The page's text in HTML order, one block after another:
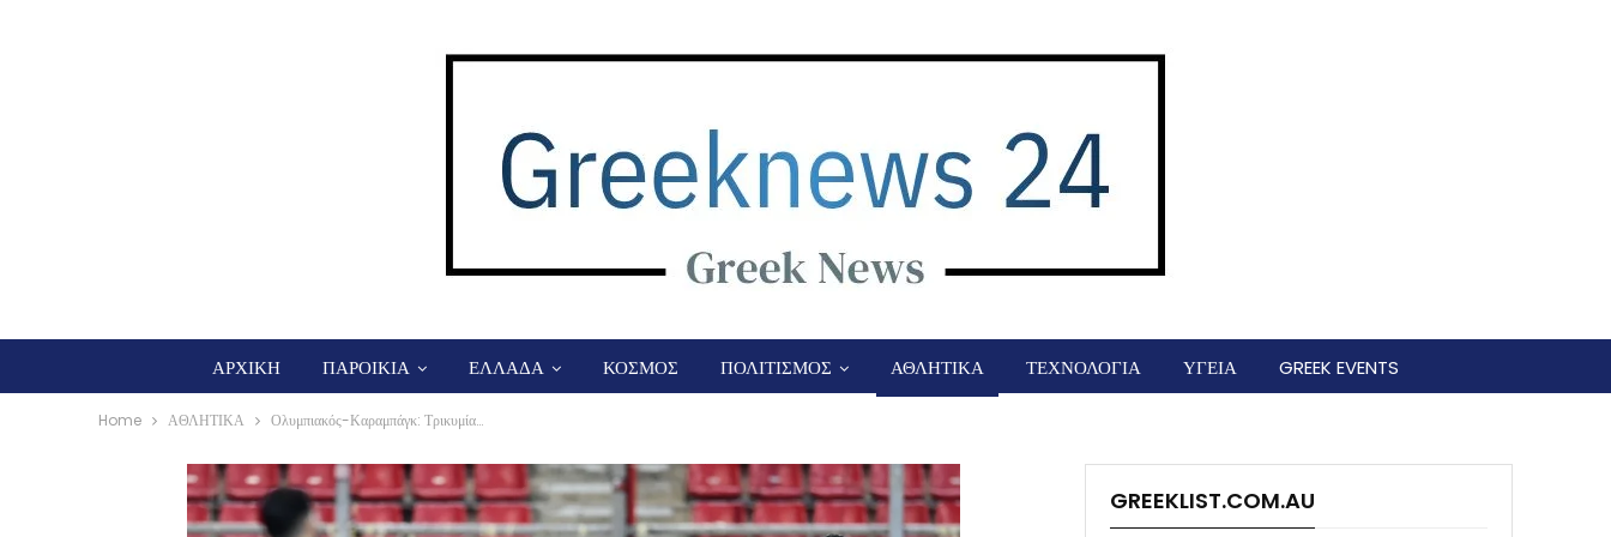
ΑΡΧΙΚΗ ΠΑΡΟΙΚΙΑ ΕΛΛΑΔΑ ΚΟΣΜΟΣ ΠΟΛΙΤΙΣΜΟΣ ΑΘΛΗΤΙΚΑ ΤΕΧΝΟΛΟΓΙΑ ΥΓΕΙΑ GREEK EVENTS
Home ΑΘΛΗΤΙΚΑ Ολυμπιακός-Καραμπάγκ: Τρικυμία…
GREEKLIST.COM.AU